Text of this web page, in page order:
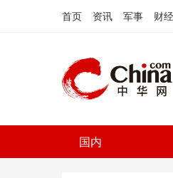
首页 资讯 军事 财经
国内